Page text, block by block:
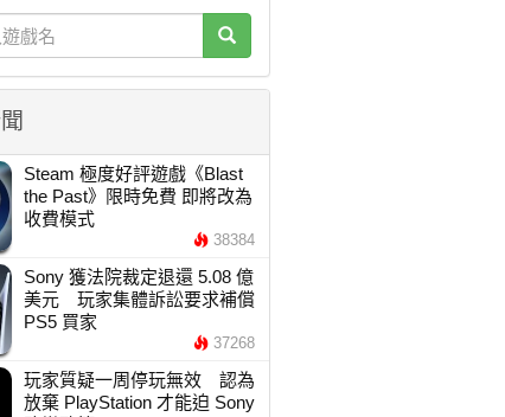
Steam 極度好評遊戲《Blast
the Past》限時免費 即將改為
收費模式
38384
Sony 獲法院裁定退還 5.08 億
美元 玩家集體訴訟要求補償
PS5 買家
37268
玩家質疑一周停玩無效 認為
放棄 PlayStation 才能迫 Sony